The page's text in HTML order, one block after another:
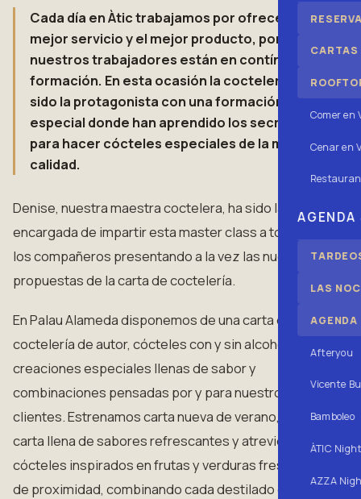
CARTAS
Comer en
Cenar en
AGENDA
LAS
Afteryou
Vicente
Bamboleo
ÀTIC
AZZA
Cada día en Àtic trabajamos por ofreceros el
mejor servicio y el mejor producto, por eso
nuestros trabajadores están en contínua
formación. En esta ocasión la coctelería ha
sido la protagonista con una formación
especial donde han aprendido los secretos
para hacer cócteles especiales de la mejor
calidad.
Denise, nuestra maestra coctelera, ha sido la
encargada de impartir esta master class a todos
los compañeros presentando a la vez las nuevas
propuestas de la carta de coctelería.
En Palau Alameda disponemos de una carta de
coctelería de autor, cócteles con y sin alcohol,
creaciones especiales llenas de sabor y
combinaciones pensadas por y para nuestros
clientes. Estrenamos carta nueva de verano, una
carta llena de sabores refrescantes y atrevidos,
cócteles inspirados en frutas y verduras frescas
de proximidad, combinando cada destilado con